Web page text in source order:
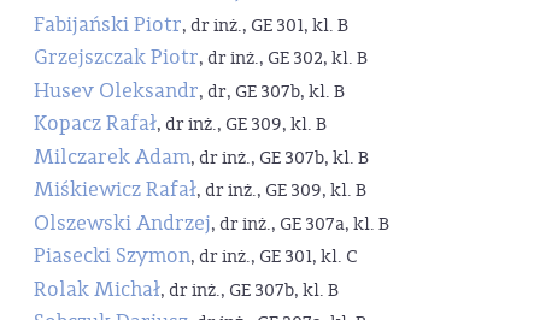
Fabijański Piotr, dr inż., GE 301, kl. B
Grzejszczak Piotr, dr inż., GE 302, kl. B
Husev Oleksandr, dr, GE 307b, kl. B
Kopacz Rafał, dr inż., GE 309, kl. B
Milczarek Adam, dr inż., GE 307b, kl. B
Miśkiewicz Rafał, dr inż., GE 309, kl. B
Olszewski Andrzej, dr inż., GE 307a, kl. B
Piasecki Szymon, dr inż., GE 301, kl. C
Rolak Michał, dr inż., GE 307b, kl. B